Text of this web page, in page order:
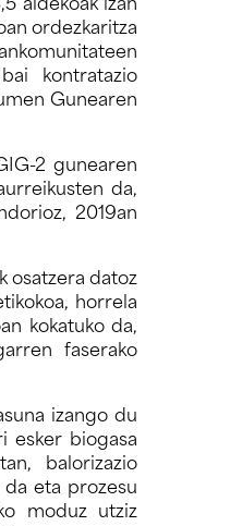
aldekoak izan
ordezkaritza
kontratazio
Gunearen
2 gunearen
da,
2019an
osatzera datoz
horrela
kokatuko da,
faserako
izango du
esker biogasa
balorizazio
eta prozesu
moduz utziz